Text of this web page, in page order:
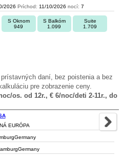
2026 Príchod: 11/10/2026 nocí: 7
S Oknom
949
S Balkóm
1.099
Suite
1.709
daní, bez poistenia a bez
pre zobrazenie ceny.
os. od 12r., € 6/noc/deti 2-11r., do
EURÓPA